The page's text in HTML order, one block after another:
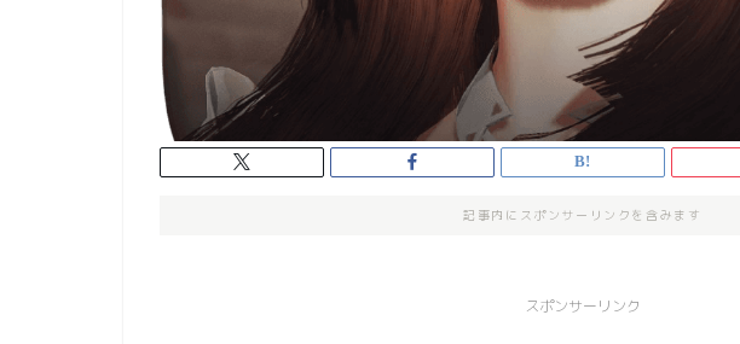
記事内にスポンサーリンクを含みます
スポンサーリンク